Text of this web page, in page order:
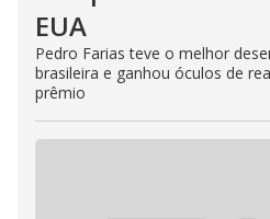
EUA
Pedro Farias teve o melhor
brasileira e ganhou óculos de
prêmio